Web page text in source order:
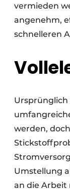
vermieden
angenehm,
schnelleren
Ursprünglich
werden,
Umstellung
an die Arbeit